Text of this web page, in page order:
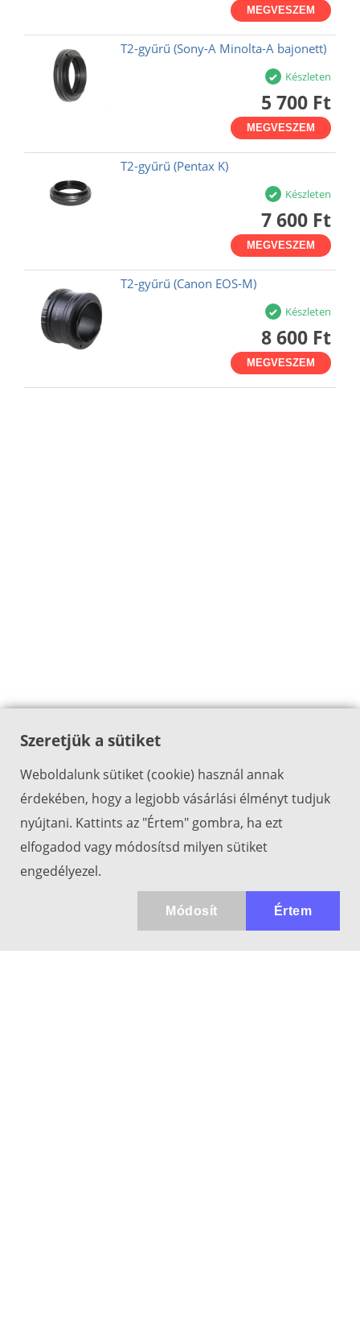
MEGVESZEM
T2-gyűrű (Sony-A Minolta-A bajonett)
Készleten
5 700 Ft
MEGVESZEM
T2-gyűrű (Pentax K)
Készleten
7 600 Ft
MEGVESZEM
T2-gyűrű (Canon EOS-M)
Készleten
8 600 Ft
MEGVESZEM
Szeretjük a sütiket
Weboldalunk sütiket (cookie) használ annak
érdekében, hogy a legjobb vásárlási élményt tudjuk
nyújtani. Kattints az "Értem" gombra, ha ezt
elfogadod vagy módosítsd milyen sütiket
engedélyezel.
Értem
Módosít